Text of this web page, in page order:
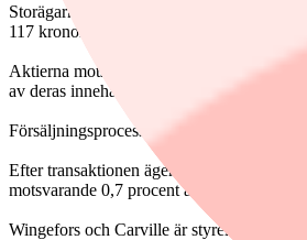
Storägarna Lars Wingefors och Stéphane
117 kronor, vilket innebär en rabatt på 4,1
Aktierna motsvarar cirka 2,1 procent av
av deras innehav.
Försäljningsprocessen hanterades av
Efter transaktionen äger Lars Wingefors
motsvarande 0,7 procent av kapitalet och
Wingefors och Carville är